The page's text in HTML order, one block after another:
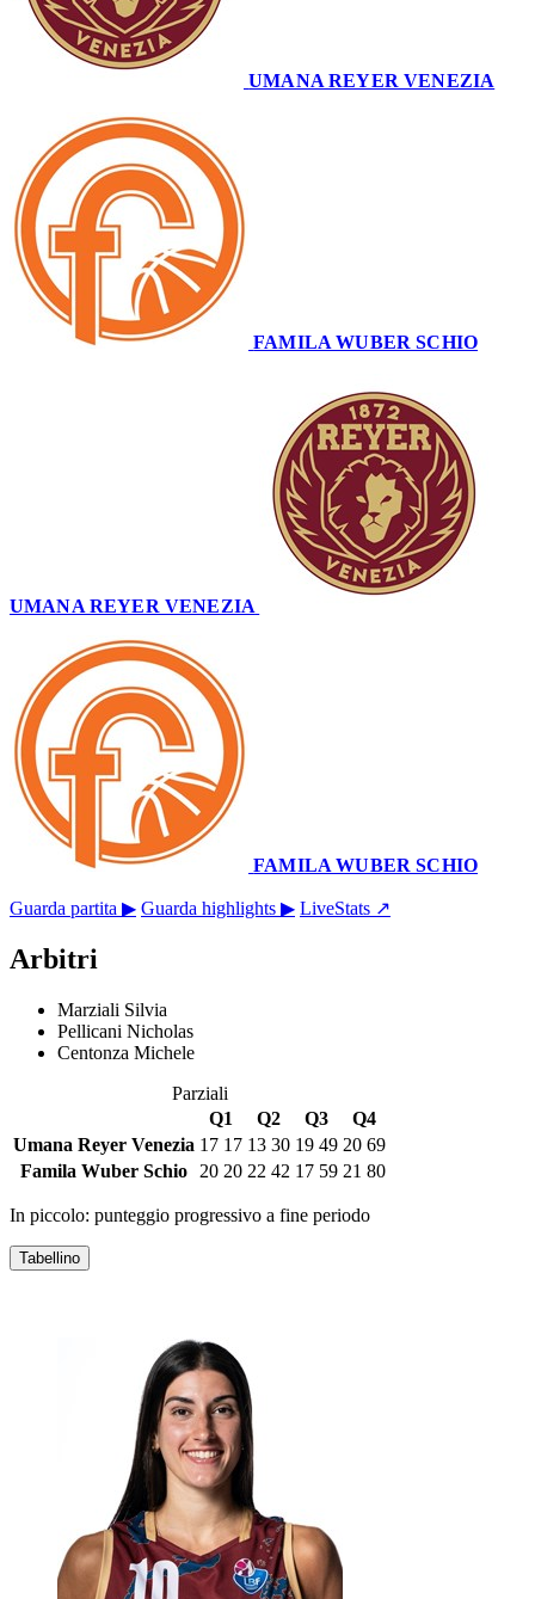
UMANA REYER VENEZIA
FAMILA WUBER SCHIO
UMANA REYER VENEZIA
FAMILA WUBER SCHIO
Guarda partita ▶ Guarda highlights ▶ LiveStats ↗
Arbitri
Marziali Silvia
Pellicani Nicholas
Centonza Michele
Parziali
Q1
Q2 Q3
Q4
Umana Reyer Venezia 17 17 13 30 19 49 20 69
Famila Wuber Schio
20 20 22 42 17 59 21 80
In piccolo: punteggio progressivo a fine periodo
Tabellino